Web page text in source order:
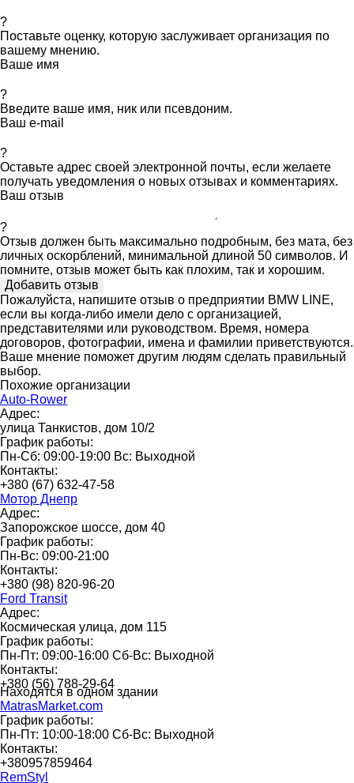
?
Поставьте оценку, которую заслуживает организация по
вашему мнению.
Ваше имя
?
Введите ваше имя, ник или псевдоним.
Ваш e-mail
?
Оставьте адрес своей электронной почты, если желаете
получать уведомления о новых отзывах и комментариях.
Ваш отзыв
?
Отзыв должен быть максимально подробным, без мата, без
личных оскорблений, минимальной длиной 50 символов. И
помните, отзыв может быть как плохим, так и хорошим.
Пожалуйста, напишите отзыв о предприятии BMW LINE,
если вы когда-либо имели дело с организацией,
представителями или руководством. Время, номера
договоров, фотографии, имена и фамилии приветствуются.
Ваше мнение поможет другим людям сделать правильный
выбор.
Похожие организации
Auto-Rower
Адрес:
улица Танкистов, дом 10/2
График работы:
Пн-Сб: 09:00-19:00 Вс: Выходной
Контакты:
+380 (67) 632-47-58
Мотор Днепр
Адрес:
Запорожское шоссе, дом 40
График работы:
Пн-Вс: 09:00-21:00
Контакты:
+380 (98) 820-96-20
Ford Transit
Адрес:
Космическая улица, дом 115
График работы:
Пн-Пт: 09:00-16:00 Сб-Вс: Выходной
Контакты:
+380 (56) 788-29-64
Находятся в одном здании
MatrasMarket.com
График работы:
Пн-Пт: 10:00-18:00 Сб-Вс: Выходной
Контакты:
+380957859464
RemStyl